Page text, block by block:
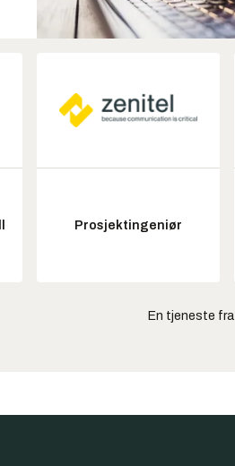
Prosjektingeniør
En tjeneste fra